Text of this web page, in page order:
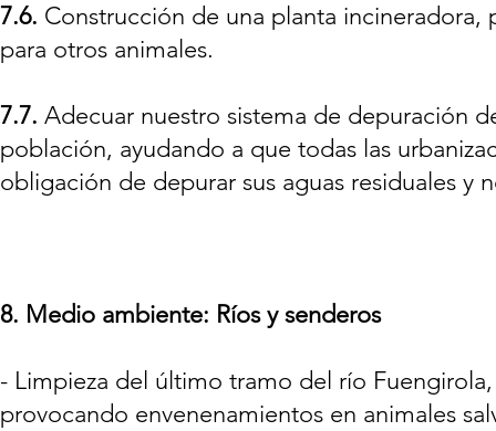
7.6. Construcción de una planta
para otros animales.
7.7. Adecuar nuestro sistema de depuración
población, ayudando a que todas las
obligación de depurar sus aguas residuales y
8. Medio ambiente: Ríos y senderos
- Limpieza del último tramo del río
provocando envenenamientos en animales